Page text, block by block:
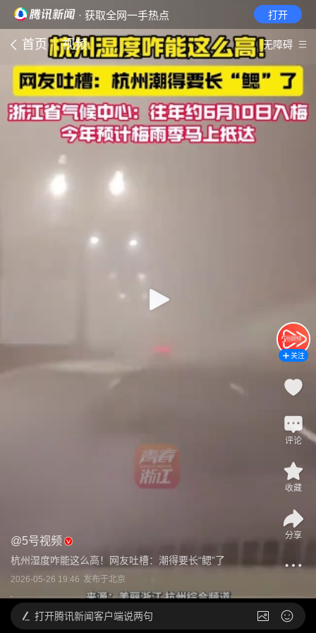
· 获取全网一手热点 打开
首页 视频 无障碍
@5号视频
杭州湿度咋能这么高！网友吐槽：潮得要长“鳃”了
2026-05-26 19:46 发布于北京
关注
评论
收藏
分享
打开腾讯新闻客户端说两句